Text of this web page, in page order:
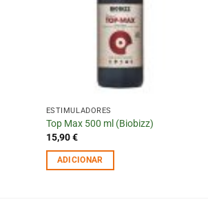
ESTIMULADORES
Top Max 500 ml (Biobizz)
15,90€
ADICIONAR